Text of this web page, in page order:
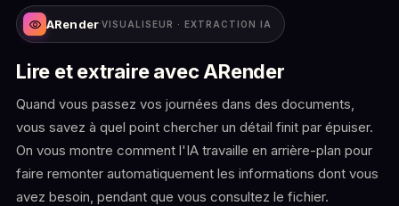
visibility ARender·VISUALISEUR · EXTRACTION IA
Lire et extraire avecARender
Quand vous passez vos journées dans des documents,
vous savez à quel point chercher un détail finit par épuiser.
On vous montre comment l'IA travaille en arrière-plan pour
faire remonter automatiquement les informations dont vous
avez besoin, pendant que vous consultez le fichier.